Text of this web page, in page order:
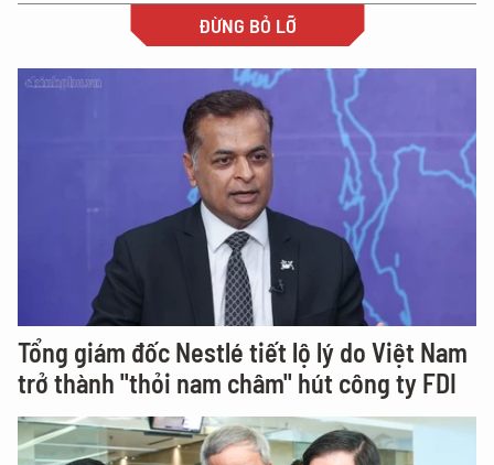
ĐỪNG BỎ LỠ
Tổng giám đốc Nestlé tiết lộ lý do Việt Nam
trở thành "thỏi nam châm" hút công ty FDI